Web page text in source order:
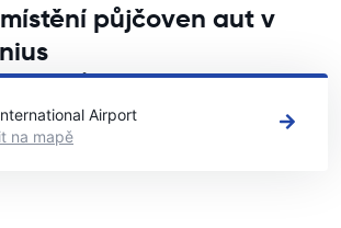
půjčoven aut v
hlavní půjčovny aut v zemi Vilnius
Airport
na mapě